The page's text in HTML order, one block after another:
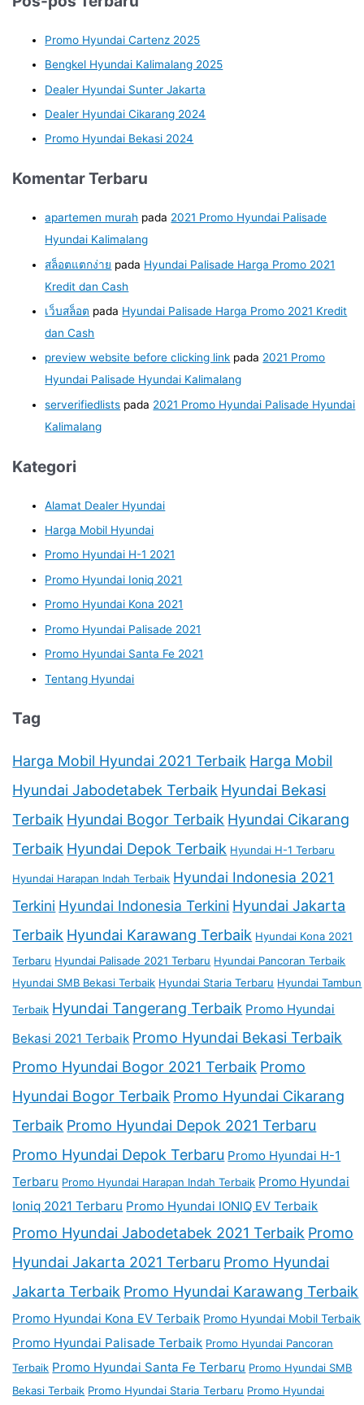
Promo Hyundai Cartenz 2025
Bengkel Hyundai Kalimalang 2025
Dealer Hyundai Sunter Jakarta
Dealer Hyundai Cikarang 2024
Promo Hyundai Bekasi 2024
Komentar Terbaru
apartemen murah pada 2021 Promo Hyundai Palisade
Hyundai Kalimalang
สล็อตแตกง่าย pada Hyundai Palisade Harga Promo 2021
Kredit dan Cash
เว็บสล็อต pada Hyundai Palisade Harga Promo 2021 Kredit
dan Cash
preview website before clicking link pada 2021 Promo
Hyundai Palisade Hyundai Kalimalang
serverifiedlists pada 2021 Promo Hyundai Palisade Hyundai
Kalimalang
Kategori
Alamat Dealer Hyundai
Harga Mobil Hyundai
Promo Hyundai H-1 2021
Promo Hyundai Ioniq 2021
Promo Hyundai Kona 2021
Promo Hyundai Palisade 2021
Promo Hyundai Santa Fe 2021
Tentang Hyundai
Tag
Harga Mobil Hyundai 2021 Terbaik Harga Mobil
Hyundai Jabodetabek Terbaik Hyundai Bekasi
Terbaik Hyundai Bogor Terbaik Hyundai Cikarang
Terbaik Hyundai Depok Terbaik Hyundai H-1 Terbaru
Hyundai Harapan Indah Terbaik Hyundai Indonesia 2021
Terkini Hyundai Indonesia Terkini Hyundai Jakarta
Terbaik Hyundai Karawang Terbaik Hyundai Kona 2021
Terbaru Hyundai Palisade 2021 Terbaru Hyundai Pancoran Terbaik
Hyundai SMB Bekasi Terbaik Hyundai Staria Terbaru Hyundai Tambun
Terbaik Hyundai Tangerang Terbaik Promo Hyundai
Bekasi 2021 Terbaik Promo Hyundai Bekasi Terbaik
Promo Hyundai Bogor 2021 Terbaik Promo
Hyundai Bogor Terbaik Promo Hyundai Cikarang
Terbaik Promo Hyundai Depok 2021 Terbaru
Promo Hyundai Depok Terbaru Promo Hyundai H-1
Terbaru Promo Hyundai Harapan Indah Terbaik Promo Hyundai
Ioniq 2021 Terbaru Promo Hyundai IONIQ EV Terbaik
Promo Hyundai Jabodetabek 2021 Terbaik Promo
Hyundai Jakarta 2021 Terbaru Promo Hyundai
Jakarta Terbaik Promo Hyundai Karawang Terbaik
Promo Hyundai Kona EV Terbaik Promo Hyundai Mobil Terbaik
Promo Hyundai Palisade Terbaik Promo Hyundai Pancoran
Terbaik Promo Hyundai Santa Fe Terbaru Promo Hyundai SMB
Bekasi Terbaik Promo Hyundai Staria Terbaru Promo Hyundai